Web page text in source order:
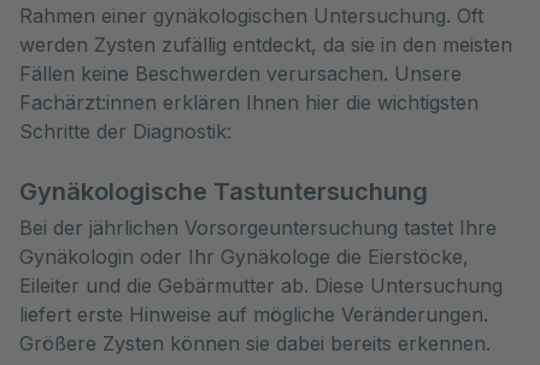
Rahmen einer gynäkologischen Untersuchung. Oft
werden Zysten zufällig entdeckt, da sie in den meisten
Fällen keine Beschwerden verursachen. Unsere
Fachärzt:innen erklären Ihnen hier die wichtigsten
Schritte der Diagnostik:
Gynäkologische Tastuntersuchung
Bei der jährlichen Vorsorgeuntersuchung tastet Ihre
Gynäkologin oder Ihr Gynäkologe die Eierstöcke,
Eileiter und die Gebärmutter ab. Diese Untersuchung
liefert erste Hinweise auf mögliche Veränderungen.
Größere Zysten können sie dabei bereits erkennen.